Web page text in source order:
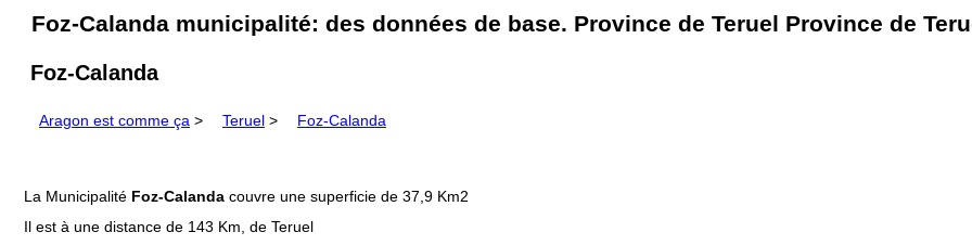
Foz-Calanda municipalité: des données de base. Province de Teruel Province de
Foz-Calanda
Aragon est comme ça > Teruel > Foz-Calanda
La Municipalité Foz-Calanda couvre une superficie de 37,9 Km2
Il est à une distance de 143 Km, de Teruel